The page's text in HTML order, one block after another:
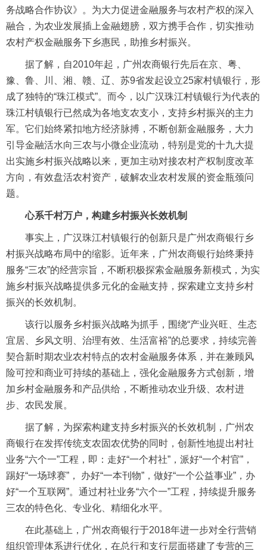
务战略合作协议》。为大力促进金融服务与农村产权的深入
融合，为农业发展插上金融翅膀，双方携手合作，切实推动
农村产权金融服务下乡惠民，助推乡村振兴。
据了解，自2010年起，广州农商银行先后在京、粤、
豫、鲁、川、湘、赣、辽、苏9省发起设立25家村镇银行，形
成了独特的“珠江模式”。而今，以广汉珠江村镇银行为代表的
珠江村镇银行已然成为各地支农支小，支持乡村振兴的主力
军。它们始终紧扣地方经济脉搏，不断创新金融服务，大力
引导金融活水向三农与小微企业流动，特别是党的十九大提
出实施乡村振兴战略以来，更加主动对接农村产权制度改革
方向，有效盘活农村资产，破解农业农村发展的资金瓶颈问
题。
心系千村万户，构建乡村振兴长效机制
事实上，广汉珠江村镇银行的创新只是广州农商银行乡
村振兴战略布局中的缩影。近年来，广州农商银行始终秉持
服务“三农”的经营宗旨，不断积极探索金融服务新模式，为实
施乡村振兴战略提供多元化的金融支持，探索建立支持乡村
振兴的长效机制。
该行以服务乡村振兴战略为抓手，围绕“产业兴旺、生态
宜居、乡风文明、治理有效、生活富裕”的总要求，持续完善
契合新时期农业农村特点的农村金融服务体系，并在兼顾风
险可控和商业可持续的基础上，强化金融服务方式创新，增
加乡村金融服务和产品供给，不断推动农业升级、农村进
步、农民发展。
据了解，为探索构建支持乡村振兴的长效机制，广州农
商银行在发挥传统支农固农优势的同时，创新性地提出村社
业务“六个一”工程，即：走好“一个村社”，派好“一个村官”，
踢好“一场球赛”， 办好“一本刊物”，做好“一个公益事业”，办
好“一个互联网”。通过村社业务“六个一”工程，持续提升服务
三农的特色化、专业化、精细化水平。
在此基础上，广州农商银行于2018年进一步对全行营销
组织管理体系进行优化，在总行和支行层面搭建了专营的三